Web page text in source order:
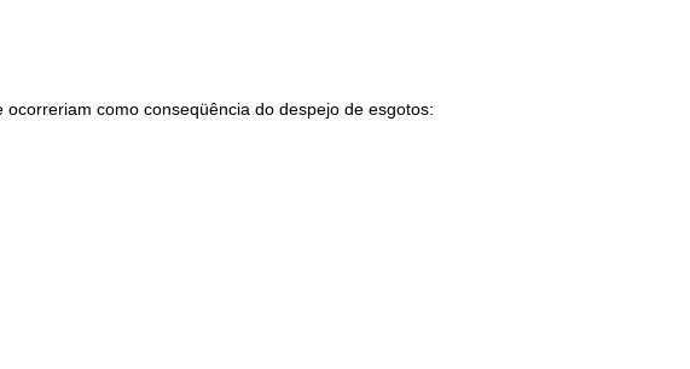
como conseqüência do despejo de esgotos: